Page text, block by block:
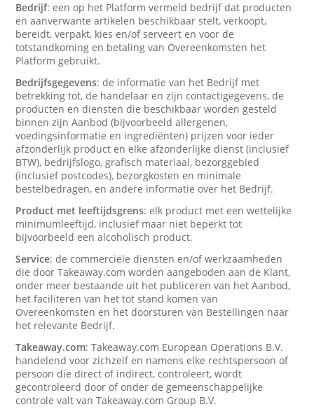
Bedrijf: een op het Platform vermeld bedrijf dat producten
en aanverwante artikelen beschikbaar stelt, verkoopt,
bereidt, verpakt, kies en/of serveert en voor de
totstandkoming en betaling van Overeenkomsten het
Platform gebruikt.
Bedrijfsgegevens: de informatie van het Bedrijf met
betrekking tot, de handelaar en zijn contactigegevens, de
producten en diensten die beschikbaar worden gesteld
binnen zijn Aanbod (bijvoorbeeld allergenen,
voedingsinformatie en ingrediënten) prijzen voor ieder
afzonderlijk product en elke afzonderlijke dienst (inclusief
BTW), bedrijfslogo, grafisch materiaal, bezorggebied
(inclusief postcodes), bezorgkosten en minimale
bestelbedragen, en andere informatie over het Bedrijf.
Product met leeftijdsgrens: elk product met een wettelijke
minimumleeftijd, inclusief maar niet beperkt tot
bijvoorbeeld een alcoholisch product.
Service: de commerciële diensten en/of werkzaamheden
die door Takeaway.com worden aangeboden aan de Klant,
onder meer bestaande uit het publiceren van het Aanbod,
het faciliteren van het tot stand komen van
Overeenkomsten en het doorsturen van Bestellingen naar
het relevante Bedrijf.
Takeaway.com: Takeaway.com European Operations B.V.
handelend voor zichzelf en namens elke rechtspersoon of
persoon die direct of indirect, controleert, wordt
gecontroleerd door of onder de gemeenschappelijke
controle valt van Takeaway.com Group B.V.